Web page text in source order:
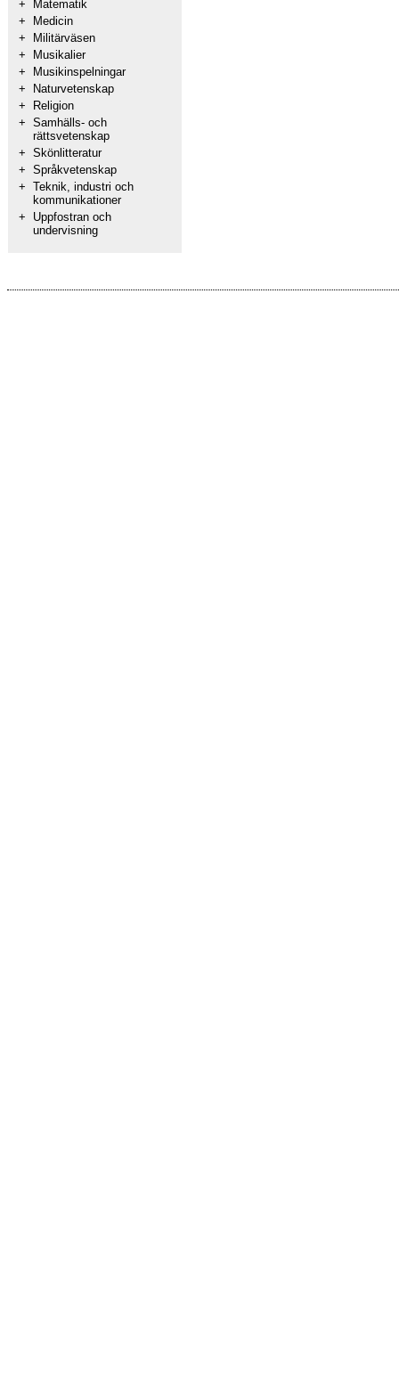
+
Matematik
+
Medicin
+
Militärväsen
+
Musikalier
+
Musikinspelningar
+
Naturvetenskap
+
Religion
+ Samhälls- och
rättsvetenskap
+ Skönlitteratur
+ Språkvetenskap
+ Teknik, industri och
kommunikationer
+
Uppfostran och
undervisning